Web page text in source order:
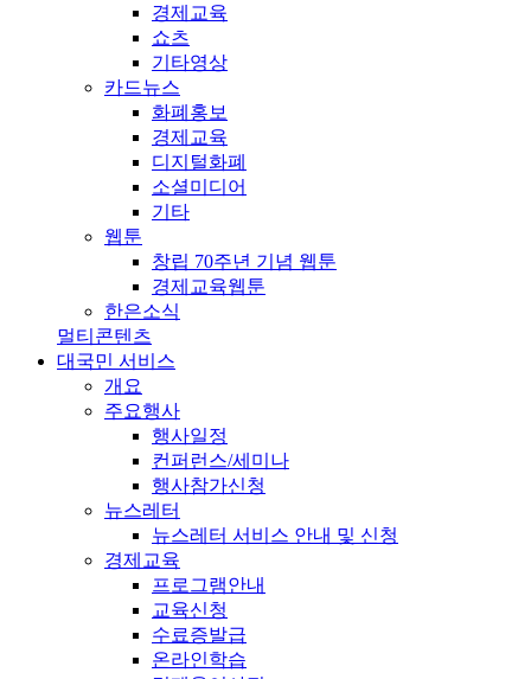
경제교육
쇼츠
기타영상
카드뉴스
화폐홍보
경제교육
디지털화폐
소셜미디어
기타
웹툰
창립 70주년 기념 웹툰
경제교육웹툰
한은소식
멀티콘텐츠
대국민 서비스
개요
주요행사
행사일정
컨퍼런스/세미나
행사참가신청
뉴스레터
뉴스레터 서비스 안내 및 신청
경제교육
프로그램안내
교육신청
수료증발급
온라인학습